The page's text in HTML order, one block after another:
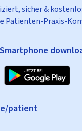
sicher &
Patienten-Praxis-
patient